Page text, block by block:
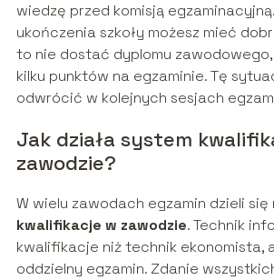
wiedzę przed komisją
ukończenia szkoły możesz mieć
to nie dostać dyplomu zawodowego,
kilku punktów na egzaminie. Tę
odwrócić w kolejnych sesjach
Jak działa system
zawodzie?
W wielu zawodach egzamin dzieli się
kwalifikacje w zawodzie. Technik
kwalifikacje niż technik ekonomista,
oddzielny egzamin. Zdanie